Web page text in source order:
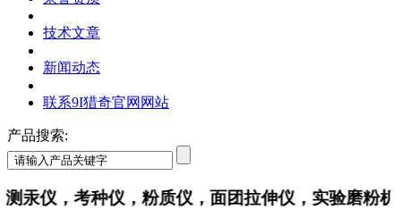
技术文章
新闻动态
联系9I猎奇官网网站
产品搜索:
汞仪，考种仪，粉质仪，面团拉伸仪，实验磨粉机